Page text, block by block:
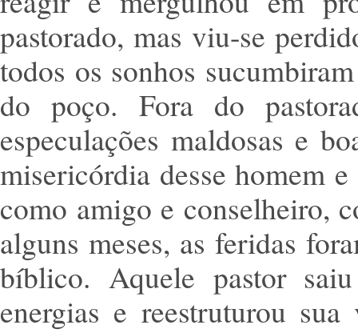
pastorado, mas viu-se
todos os sonhos
do poço. Fora do
especulações maldosas e
misericórdia desse homem
como amigo e conselheiro,
alguns meses, as feridas
bíblico. Aquele pastor
energias e reestruturou